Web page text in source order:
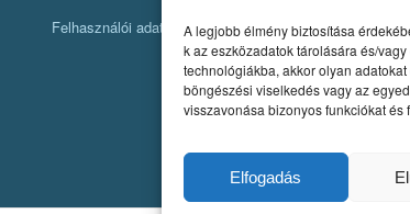
A legjobb élmény biztosítása
k az eszközadatok tárolására és/
technológiákba, akkor olyan
böngészési viselkedés vagy az
visszavonása bizonyos funkciókat és
Elfogadás
Felhasználói adatok kérése